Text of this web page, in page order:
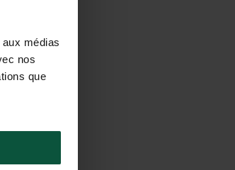
médias
nos
que